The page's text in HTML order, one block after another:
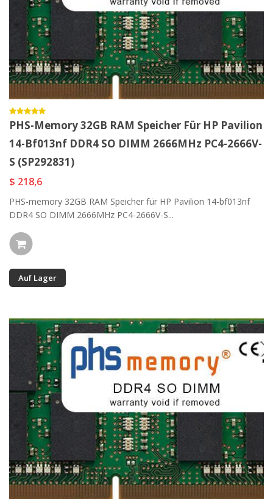
PHS-Memory 32GB RAM Speicher Für HP Pavilion
14-Bf013nf DDR4 SO DIMM 2666MHz PC4-2666V-
S (SP292831)
$ 218,6
PHS-memory 32GB RAM Speicher für HP Pavilion 14-bf013nf
DDR4 SO DIMM 2666MHz PC4-2666V-S...
Auf Lager